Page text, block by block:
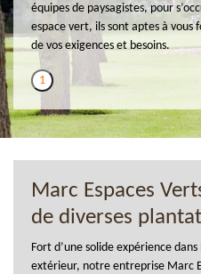
équipes de paysagistes, pour
espace vert, ils sont aptes à
de vos exigences et besoins.
1
Marc Espaces
de diverses
Fort d’une solide expérience
extérieur, notre entreprise Marc